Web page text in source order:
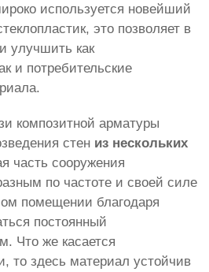
используется новейший
это позволяет в
улучшить как
и потребительские
композитной арматуры
стен из нескольких
часть сооружения
по частоте и своей силе
помещении благодаря
постоянный
Что же касается
то здесь материал устойчив